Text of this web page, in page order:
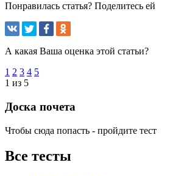
Понравилась статья? Поделитесь ей
А какая Ваша оценка этой статьи?
1 2 3 4 5
1 из 5
Доска почета
Чтобы сюда попасть - пройдите тест
Все тесты